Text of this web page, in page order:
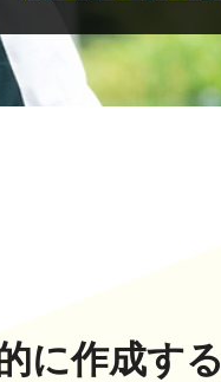
に作成する